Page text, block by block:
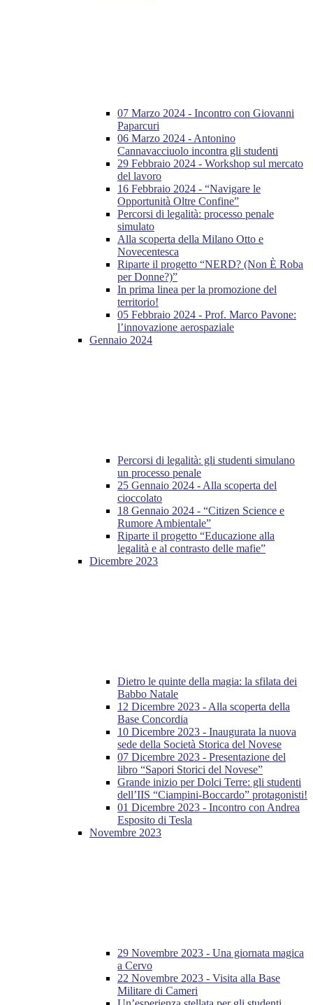
07 Marzo 2024 - Incontro con Giovanni
Paparcuri
06 Marzo 2024 - Antonino
Cannavacciuolo incontra gli studenti
29 Febbraio 2024 - Workshop sul mercato
del lavoro
16 Febbraio 2024 - “Navigare le
Opportunità Oltre Confine”
Percorsi di legalità: processo penale
simulato
Alla scoperta della Milano Otto e
Novecentesca
Riparte il progetto “NERD? (Non È Roba
per Donne?)”
In prima linea per la promozione del
territorio!
05 Febbraio 2024 - Prof. Marco Pavone:
l’innovazione aerospaziale
Gennaio 2024
Percorsi di legalità: gli studenti simulano
un processo penale
25 Gennaio 2024 - Alla scoperta del
cioccolato
18 Gennaio 2024 - “Citizen Science e
Rumore Ambientale”
Riparte il progetto “Educazione alla
legalità e al contrasto delle mafie”
Dicembre 2023
Dietro le quinte della magia: la sfilata dei
Babbo Natale
12 Dicembre 2023 - Alla scoperta della
Base Concordia
10 Dicembre 2023 - Inaugurata la nuova
sede della Società Storica del Novese
07 Dicembre 2023 - Presentazione del
libro “Sapori Storici del Novese”
Grande inizio per Dolci Terre: gli studenti
dell’IIS “Ciampini-Boccardo” protagonisti!
01 Dicembre 2023 - Incontro con Andrea
Esposito di Tesla
Novembre 2023
29 Novembre 2023 - Una giornata magica
a Cervo
22 Novembre 2023 - Visita alla Base
Militare di Cameri